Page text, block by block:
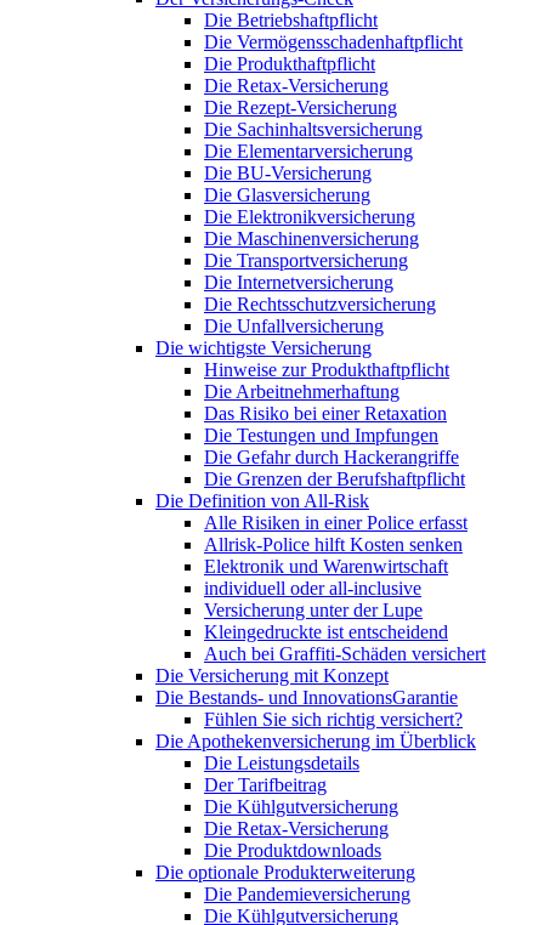
Die Betriebshaftpflicht
Die Vermögensschadenhaftpflicht
Die Produkthaftpflicht
Die Retax-Versicherung
Die Rezept-Versicherung
Die Sachinhaltsversicherung
Die Elementarversicherung
Die BU-Versicherung
Die Glasversicherung
Die Elektronikversicherung
Die Maschinenversicherung
Die Transportversicherung
Die Internetversicherung
Die Rechtsschutzversicherung
Die Unfallversicherung
Die wichtigste Versicherung
Hinweise zur Produkthaftpflicht
Die Arbeitnehmerhaftung
Das Risiko bei einer Retaxation
Die Testungen und Impfungen
Die Gefahr durch Hackerangriffe
Die Grenzen der Berufshaftpflicht
Die Definition von All-Risk
Alle Risiken in einer Police erfasst
Allrisk-Police hilft Kosten senken
Elektronik und Warenwirtschaft
individuell oder all-inclusive
Versicherung unter der Lupe
Kleingedruckte ist entscheidend
Auch bei Graffiti-Schäden versichert
Die Versicherung mit Konzept
Die Bestands- und InnovationsGarantie
Fühlen Sie sich richtig versichert?
Die Apothekenversicherung im Überblick
Die Leistungsdetails
Der Tarifbeitrag
Die Kühlgutversicherung
Die Retax-Versicherung
Die Produktdownloads
Die optionale Produkterweiterung
Die Pandemieversicherung
Die Kühlgutversicherung